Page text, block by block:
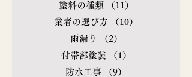
塗料の種類
（11）
業者の選び方
（10）
雨漏り
（2）
付帯部塗装
（1）
防水工事
（9）